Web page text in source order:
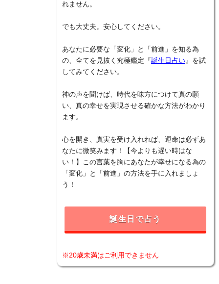
れません。
でも大丈夫。安心してください。
あなたに必要な「変化」と「前進」を知る為
の、全てを見抜く究極鑑定『誕生日占い 』を試
してみてください。
神の声を聞けば、時代を味方につけて真の願
い、真の幸せを実現させる確かな方法がわかり
ます。
心を開き、真実を受け入れれば、運命は必ずあ
なたに微笑みます！【今よりも遅い時はな
い！】この言葉を胸にあなたが幸せになる為の
「変化」と「前進」の方法を手に入れましょ
う！
誕生日で占う
※20歳未満はご利用できません